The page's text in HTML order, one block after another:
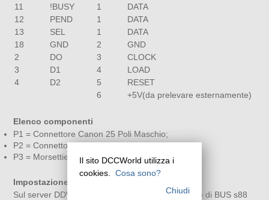
11
!BUSY 1
DATA
12
PEND 1
DATA
13
SEL 1
DATA
18
GND 2
GND
2
DO 3
CLOCK
3
D1 4
LOAD
4
D2 5
RESET
6
+5V(da prelevare esternamente)
Elenco componenti
P1 = Connettore Canon 25 Poli Maschio;
P2 = Connettore RJ12 Femmina;
P3 = Morsettiera due vie.
Impostazione software
Sul server DDW è necessario impostare il numero di BUS s88
Il sito DCCWorld utilizza i
cookies.
Cosa sono?
Chiudi